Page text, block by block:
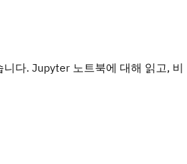
다. Jupyter 노트북에 대해 읽고, 비